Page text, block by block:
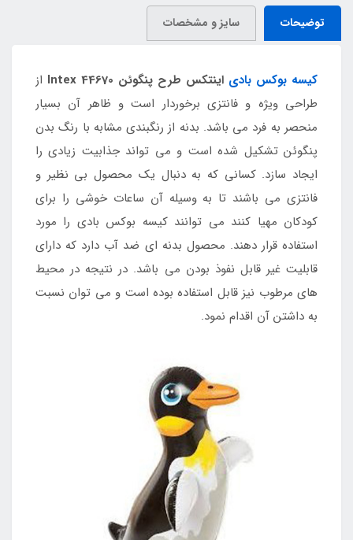
توضیحات سایز و مشخصات
کیسه بوکس بادی اینتکس طرح پنگوئن Intex 44670
از
طراحی ویژه و فانتزی برخوردار است و ظاهر آن بسیار
منحصر به فرد می باشد. بدنه از رنگبندی مشابه با رنگ بدن
پنگوئن تشکیل شده است و می تواند جذابیت زیادی را
ایجاد سازد. کسانی که به دنبال یک محصول بی نظیر و
فانتزی می باشند تا به وسیله آن ساعات خوشی را برای
کودکان مهیا کنند می توانند کیسه بوکس بادی را مورد
استفاده قرار دهند. محصول بدنه ای ضد آب دارد که دارای
قابلیت غیر قابل نفوذ بودن می باشد. در نتیجه در محیط
های مرطوب نیز قابل استفاده بوده است و می توان نسبت
به داشتن آن اقدام نمود.